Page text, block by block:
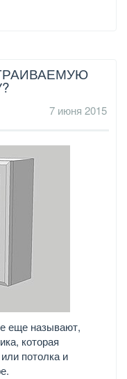
7 июня 2015
еще называют,
которая
потолка и